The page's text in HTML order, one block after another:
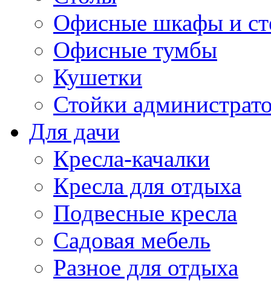
Офисные шкафы и
Офисные тумбы
Кушетки
Стойки
Для дачи
Кресла-качалки
Кресла для отдыха
Подвесные кресла
Садовая мебель
Разное для отдыха